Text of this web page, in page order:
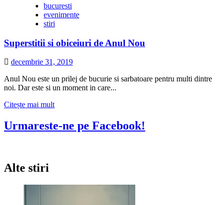
bucuresti
evenimente
stiri
Superstitii si obiceiuri de Anul Nou
decembrie 31, 2019
Anul Nou este un prilej de bucurie si sarbatoare pentru multi dintre
noi. Dar este si un moment in care...
Citește mai multCitește
despre
Nou
Urmareste-ne pe Facebook!
Alte stiri